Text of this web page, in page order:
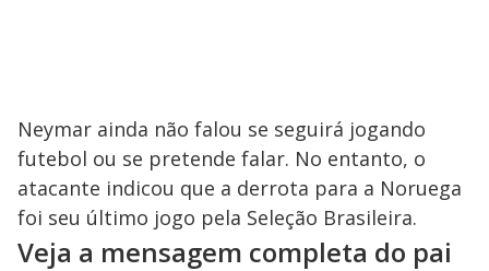
Neymar ainda não falou se seguirá jogando
futebol ou se pretende falar. No entanto, o
atacante indicou que a derrota para a Noruega
foi seu último jogo pela Seleção Brasileira.
Veja a mensagem completa do pai